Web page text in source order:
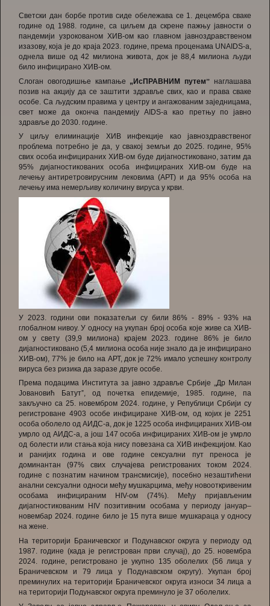
Светски дан борбе против сиде обележава се 1. децембра сваке
године од 1988. године, са циљем да скрене пажњу јавности о
пандемији узрокованом ХИВ-ом као главном јавноздравственом
изазову, која је до краја 2023. године, према проценама UNAIDS-а,
однела више од 42 милиона живота, док је 88,4 милиона људи
било инфицирано ХИВ-ом.
Слоган овогодишње кампање „ИсПРАВНИМ путемˮ наглашава
позив на акцију да се заштити здравље свих, као и права сваке
особе. Са људским правима у центру и ангажованим заједницама,
свет може да оконча пандемију AIDS-a као претњу по јавно
здравље до 2030. године.
У циљу елиминације ХИВ инфекције као јавноздравственог
проблема потребно је да, у свакој земљи до 2025. године, 95%
свих особа инфицираних ХИВ-ом буде дијагностиковано, затим да
95% дијагностикованих особа инфицираних ХИВ-ом буде на
лечењу антиретровирусним лековима (АРТ) и да 95% особа на
лечењу има немерљиву количину вируса у крви.
У 2023. години ови показатељи су били 86% - 89% - 93% на
глобалном нивоу. У односу на укупан број особа које живе са ХИВ-
ом у свету (39,9 милиона) крајем 2023. године 86% је било
дијагностиковано (5,4 милиона особа није знало да је инфицирано
ХИВ-ом), 77% је било на АРТ, док је 72% имало успешну контролу
вируса без ризика да заразе друге особе.
Према подацима Института за јавно здравље Србије „Др Милан
Јовановић Батутˮ, од почетка епидемије, 1985. године, па
закључно са 25. новембром 2024. године, у Републици Србији су
регистроване 4903 особе инфициране ХИВ-ом, од којих је 2251
особа оболело од АИДС-а, док је 1225 особа инфицираних ХИВ-ом
умрло од АИДС-а, а још 147 особа инфицираних ХИВ-ом је умрло
од болести или стања која нису повезана са ХИВ инфекцијом. Као
и ранијих година и ове године сексуални пут преноса је
доминантан (97% свих случајева регистрованих током 2024.
године с познатим начином трансмисије), посебно незаштићени
анални сексуални односи међу мушкарцима, међу новооткривеним
особама инфицираним HIV-ом (74%). Међу пријављеним
дијагностикованим HIV позитивним особама у периоду јануар–
новембар 2024. године било је 15 пута више мушкараца у односу
на жене.
На територији Браничевског и Подунавског округа у периоду од
1987. године (када је регистрован први случај), до 25. новембра
2024. године, регистровано је укупно 135 оболелих (56 лица у
Браничевском и 79 лица у Подунавском округу). Укупан број
преминулих на територији Браничевског округа износи 34 лица а
на територији Подунавског округа преминуло је 37 оболелих.